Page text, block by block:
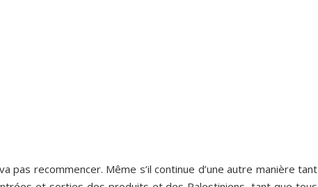
pas recommencer. Même s’il continue d’une autre manière tant